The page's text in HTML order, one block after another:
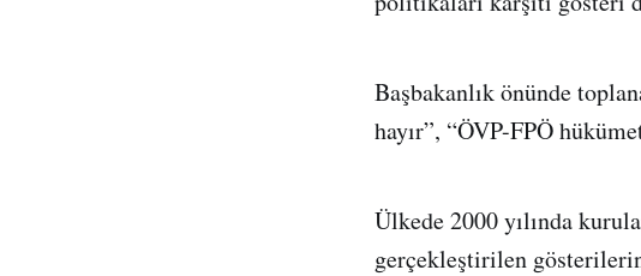
Başbakanlık önünde
hayır”, “ÖVP-FPÖ
Ülkede 2000 yılında
gerçekleştirilen